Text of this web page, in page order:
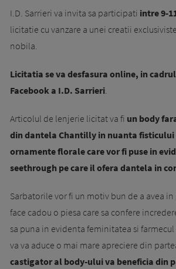
I.D. Sarrieri va invita sa participati intre 9-
licitatie cu vanzare a unei creatii
nobila.
Licitatia se va desfasura online, in
Facebook a I.D. Sarrieri
Articolul de lenjerie licitat va fi un body
din dantela Chantilly in nuanta fisticului
ornamente florale care vor fi puse in
seethrough pe care il ofera dantela in
Sarbatorile vor fi un motiv bun de a avea in
face cadou o piesa care sa confere
sa puna in evidenta feminitatea si
va va aduce o mai mare apreciere din
castigator al body-ului va beneficia din